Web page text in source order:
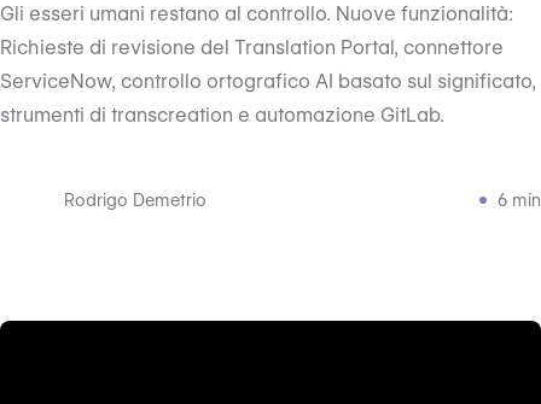
Gli esseri umani restano al controllo. Nuove funzionalità:
Richieste di revisione del Translation Portal, connettore
ServiceNow, controllo ortografico AI basato sul significato,
strumenti di transcreation e automazione GitLab.
Rodrigo Demetrio 6 min